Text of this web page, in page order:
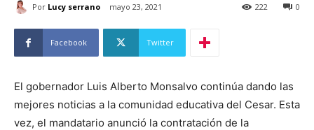
Por Lucy serrano mayo 23, 2021 0
222
Facebook Twitter
El gobernador Luis Alberto Monsalvo continúa dando las
mejores noticias a la comunidad educativa del Cesar. Esta
vez, el mandatario anunció la contratación de la